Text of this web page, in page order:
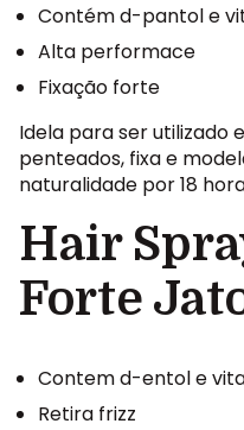
Contém d-pantol e
Alta performace
Fixação forte
Idela para ser utilizado
penteados, fixa e
naturalidade por 18
Hair
Forte
Contem d-entol e
Retira frizz